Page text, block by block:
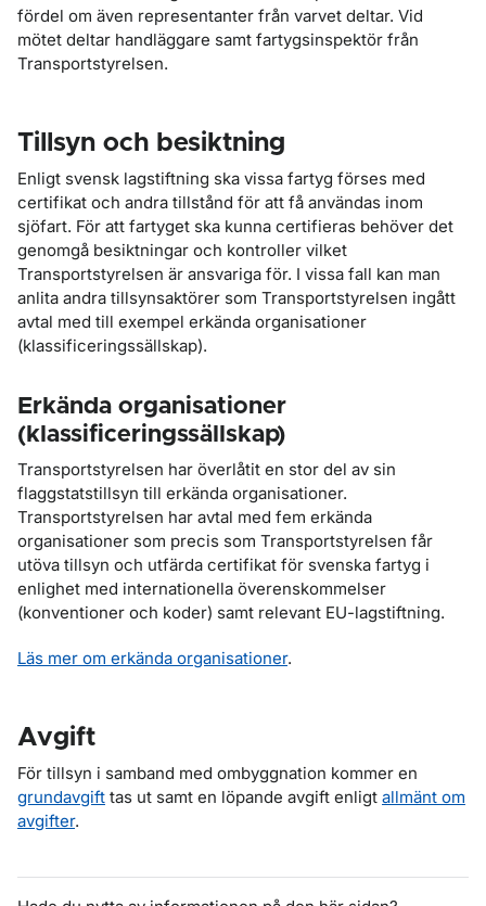
fördel om även representanter från varvet deltar. Vid
mötet deltar handläggare samt fartygsinspektör från
Transportstyrelsen.
Tillsyn och besiktning
Enligt svensk lagstiftning ska vissa fartyg förses med
certifikat och andra tillstånd för att få användas inom
sjöfart. För att fartyget ska kunna certifieras behöver det
genomgå besiktningar och kontroller vilket
Transportstyrelsen är ansvariga för. I vissa fall kan man
anlita andra tillsynsaktörer som Transportstyrelsen ingått
avtal med till exempel erkända organisationer
(klassificeringssällskap).
Erkända organisationer
(klassificeringssällskap)
Transportstyrelsen har överlåtit en stor del av sin
flaggstatstillsyn till erkända organisationer.
Transportstyrelsen har avtal med fem erkända
organisationer som precis som Transportstyrelsen får
utöva tillsyn och utfärda certifikat för svenska fartyg i
enlighet med internationella överenskommelser
(konventioner och koder) samt relevant EU-lagstiftning.
Läs mer om erkända organisationer.
Avgift
För tillsyn i samband med ombyggnation kommer en
grundavgift tas ut samt en löpande avgift enligt allmänt om
avgifter.